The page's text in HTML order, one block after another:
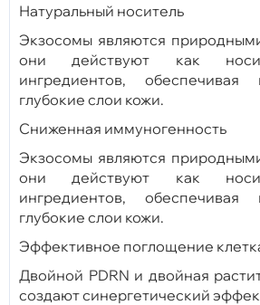
Натуральный носитель
Экзосомы являются
они действуют как
ингредиентов,
глубокие слои кожи.
Сниженная иммуногенность
Экзосомы являются
они действуют как
ингредиентов,
глубокие слои кожи.
Эффективное поглощение
Двойной PDRN и двойная
создают синергетический